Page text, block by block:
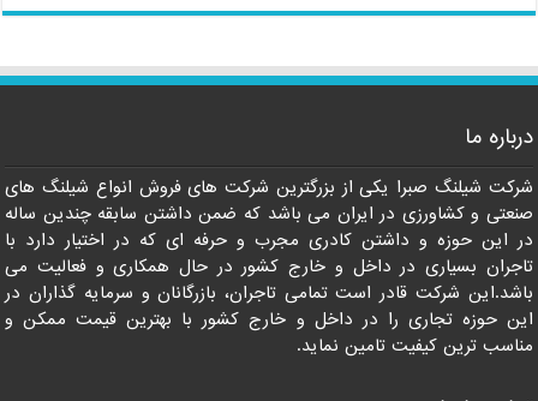
درباره ما
شرکت شیلنگ صبرا یکی از بزرگترین شرکت های فروش انواع شیلنگ های
صنعتی و کشاورزی در ایران می باشد که ضمن داشتن سابقه چندین ساله
در این حوزه و داشتن کادری مجرب و حرفه ای که در اختیار دارد با
تاجران بسیاری در داخل و خارج کشور در حال همکاری و فعالیت می
باشد.این شرکت قادر است تمامی تاجران، بازرگانان و سرمایه گذاران در
این حوزه تجاری را در داخل و خارج کشور با بهترین قیمت ممکن و
مناسب ترین کیفیت تامین نماید.